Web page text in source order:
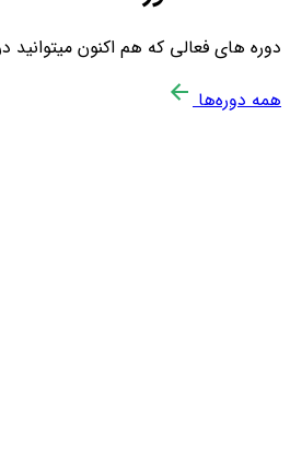
دوره های فعالی که هم اکنون
همه دوره‌ها